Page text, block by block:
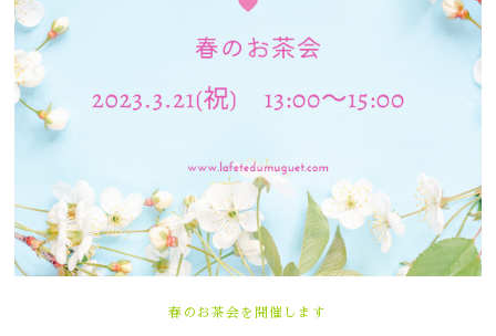
春のお茶会を開催します